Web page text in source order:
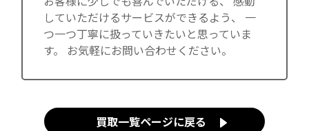
していただけるサービスができるよう、 一
つ一つ丁寧に扱っていきたいと思っていま
す。 お気軽にお問い合わせください。
買取一覧ページに戻る